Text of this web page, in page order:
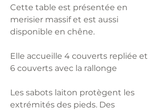
Cette table est présentée en
merisier massif et est aussi
disponible en chêne.
Elle accueille 4 couverts repliée et
6 couverts avec la rallonge
Les sabots laiton protègent les
extrémités des pieds. Des